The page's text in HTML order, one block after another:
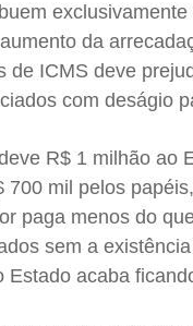
da
de ICMS deve
com deságio
R$ 1 milhão ao
mil pelos
paga menos do
sem a
acaba